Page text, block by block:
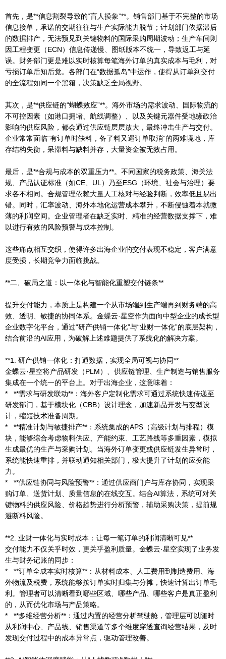
首先，是**信息割裂导致的“盲人摸象”**。销售部门基于不完整的市场
信息接单，承诺的交期往往与生产实际能力脱节；计划部门依据滞后
的数据排产，无法预见到关键物料的国际采购周期波动；生产车间则
因工程变更（ECN）信息传递慢、图纸版本不统一，导致返工与延
误。财务部门更是难以实时核算每笔海外订单的真实成本与毛利，对
亏损订单后知后觉。各部门在“数据孤岛”中运作，使得从订单到交付
的全流程如同一个黑箱，决策缺乏全局视野。
其次，是**供应链的“蝴蝶效应”**。海外市场的需求波动、国际物流的
不可控因素（如港口拥堵、航线调整）、以及关键元器件受地缘政治
影响的供应风险，都会通过供应链层层放大，最终冲击生产与交付。
企业常常面临“有订单时缺料，备了料又遇订单取消”的两难境地，库
存结构失衡，呆滞料与缺料并存，大量资金被无效占用。
最后，是**合规与成本的双重压力**。不同国家的税务政策、海关法
规、产品认证标准（如CE、UL）乃至ESG（环境、社会与治理）要
求各不相同。合规管理依赖大量人工核对与经验判断，效率低且易出
错。同时，汇率波动、海外本地化运营成本攀升，不断侵蚀着本就微
薄的利润空间。企业管理者在缺乏实时、精准的经营数据支撑下，难
以进行有效的风险预警与成本控制。
这些痛点相互交织，使得许多出海企业的交付表现不稳定，客户满意
度受损，长期竞争力面临挑战。
**二、破局之道：以一体化与智能化重塑交付链条**
提升交付能力，本质上是构建一个从市场端到生产端再到财务端的高
效、透明、敏捷的协同体系。金蝶云·星空作为面向中型企业的成长型
企业数字化平台，通过“研产供销一体化”与“业财一体化”的底层架构，
结合前沿的AI应用，为破解上述难题提供了系统化的解决方案。
**1. 研产供销一体化：打通数据，实现全局可视与协同**
金蝶云·星空将产品研发（PLM）、供应链管理、生产制造与销售服务
集成在一个统一的平台上。对于出海企业，这意味着：
* **需求与研发联动**：海外客户定制化需求可通过系统快速传递至
研发部门，基于模块化（CBB）设计理念，加速新品开发与变型设
计，缩短技术准备周期。
* **精准计划与敏捷排产**：系统集成的APS（高级计划与排程）模
块，能够综合考虑物料供应、产能约束、工艺路线等多重因素，模拟
生成最优的生产与采购计划。当海外订单变更或供应链发生异常时，
系统能快速重排，并联动通知相关部门，极大提升了计划的应变能
力。
* **供应链协同与风险预警**：通过供应商门户与库存协同，实现采
购订单、送货计划、质量信息的在线交互。结合AI算法，系统可对关
键物料的供应风险、价格趋势进行分析预警，辅助采购决策，提前规
避断料风险。
**2. 业财一体化与实时成本：让每一笔订单的利润清晰可见**
交付能力不仅关乎时效，更关乎盈利质量。金蝶云·星空实现了业务发
生与财务记账的同步：
* **订单全成本实时核算**：从材料成本、人工费用到制造费用、海
外物流及税费，系统能够按订单实时归集与分摊，快速计算出订单毛
利。管理者可以清晰看到哪些区域、哪些产品、哪些客户是真正盈利
的，从而优化市场与产品策略。
* **多维经营分析**：通过内置的经营分析驾驶舱，管理层可以随时
从利润中心、产品线、销售渠道等多个维度穿透查询经营结果，及时
发现交付过程中的成本异常点，驱动管理改善。